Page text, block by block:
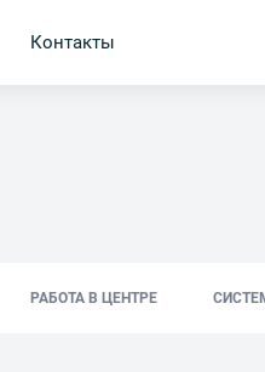
Контакты
РАБОТА В ЦЕНТРЕ